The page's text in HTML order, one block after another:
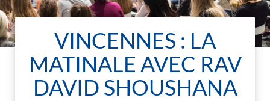
VINCENNES : LA
MATINALE AVEC RAV
DAVID SHOUSHANA